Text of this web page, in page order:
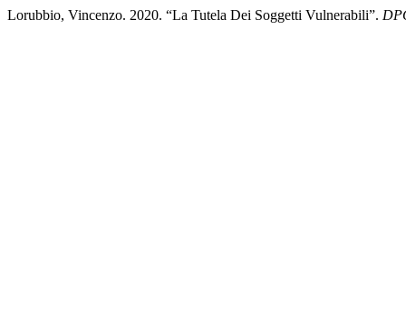
Lorubbio, Vincenzo. 2020. “La Tutela Dei Soggetti Vulnerabili”.